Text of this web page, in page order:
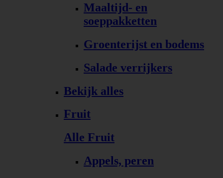
Maaltijd- en
soeppakketten
Groenterijst en bodems
Salade verrijkers
Bekijk alles
Fruit
Alle Fruit
Appels, peren